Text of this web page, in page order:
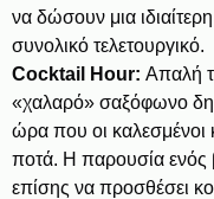
να δώσουν μια
συνολικό τελετουργικό.
Cocktail Hour: Απαλή
«χαλαρό» σαξόφωνο
ώρα που οι καλεσμένοι
ποτά. Η παρουσία ενός
επίσης να προσθέσει